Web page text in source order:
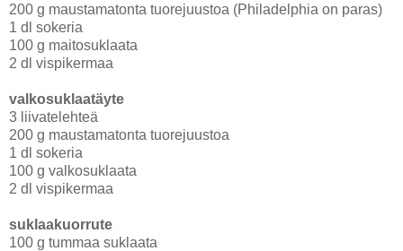
200 g maustamatonta tuorejuustoa (Philadelphia on paras)
1 dl sokeria
100 g maitosuklaata
2 dl vispikermaa
valkosuklaatäyte
3 liivatelehteä
200 g maustamatonta tuorejuustoa
1 dl sokeria
100 g valkosuklaata
2 dl vispikermaa
suklaakuorrute
100 g tummaa suklaata